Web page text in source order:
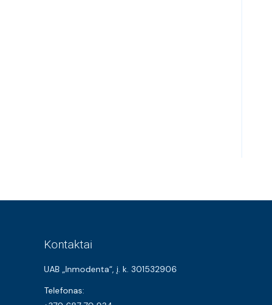
Kontaktai
UAB „Inmodenta“, į. k. 301532906
Telefonas: